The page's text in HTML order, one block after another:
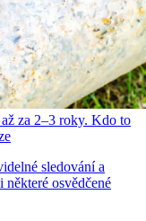
za 2–3 roky. Kdo to
sledování a
osvědčené